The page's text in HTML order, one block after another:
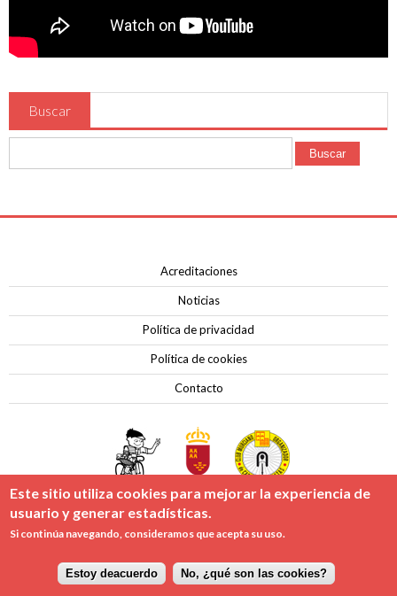
Buscar
Acreditaciones
Noticias
Política de privacidad
Política de cookies
Contacto
Copyright © Vuelta Murcia 2026 | Todos los derechos reservados
Hosting Sponsor:
Este sitio utiliza cookies para mejorar la experiencia de
usuario y generar estadísticas.
Si continúa navegando, consideramos que acepta su uso.
Estoy deacuerdo No, ¿qué son las cookies?